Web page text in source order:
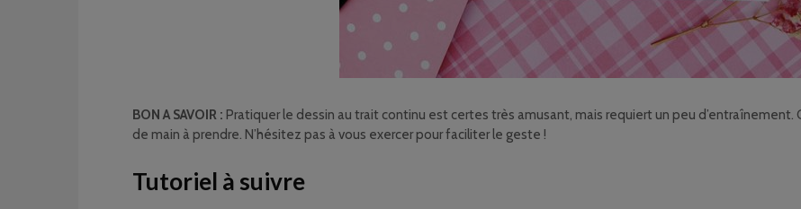
BON A SAVOIR : Pratiquer le dessin au trait continu est certes très amusant, mais requiert un peu d’entraînement.
de main à prendre. N’hésitez pas à vous exercer pour faciliter le geste !
Tutoriel à suivre